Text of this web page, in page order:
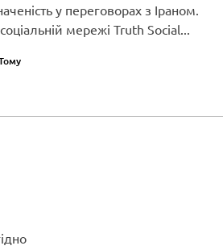
у переговорах з Іраном.
мережі Truth Social...